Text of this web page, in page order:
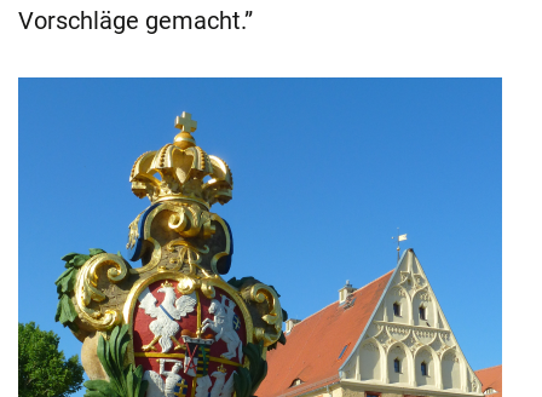
Vorschläge gemacht.”